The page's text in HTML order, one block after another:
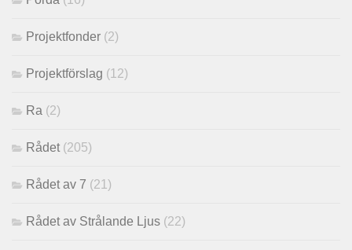
Projektfonder (2)
Projektförslag (12)
Ra (2)
Rådet (205)
Rådet av 7 (21)
Rådet av Strålande Ljus (22)